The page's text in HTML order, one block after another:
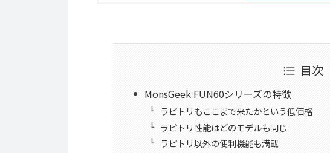
目次
MonsGeek FUN60シリーズの特徴
ラピトリもここまで来たかという低価格
ラピトリ性能はどのモデルも同じ
ラピトリ以外の便利機能も満載